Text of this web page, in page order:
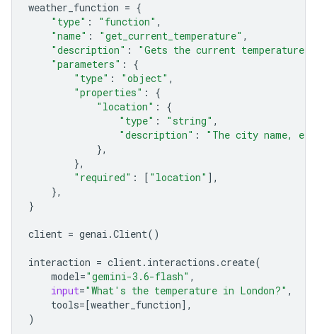
weather_function = {
"type" : "function" ,
"name" : "get_current_temperature" ,
"description" :
"Gets the current
"parameters" :
{
"type" : "object" ,
"properties" :
{
"location" :
{
"type" : "string" ,
"description" :
"The city name,
},
},
"required" : [ "location" ],
},
}
client = genai .Client()
interaction = client. interactions .create(
model="gemini-3.6-flash" ,
input="What's the temperature in London?" ,
tools=[weather_function],
)